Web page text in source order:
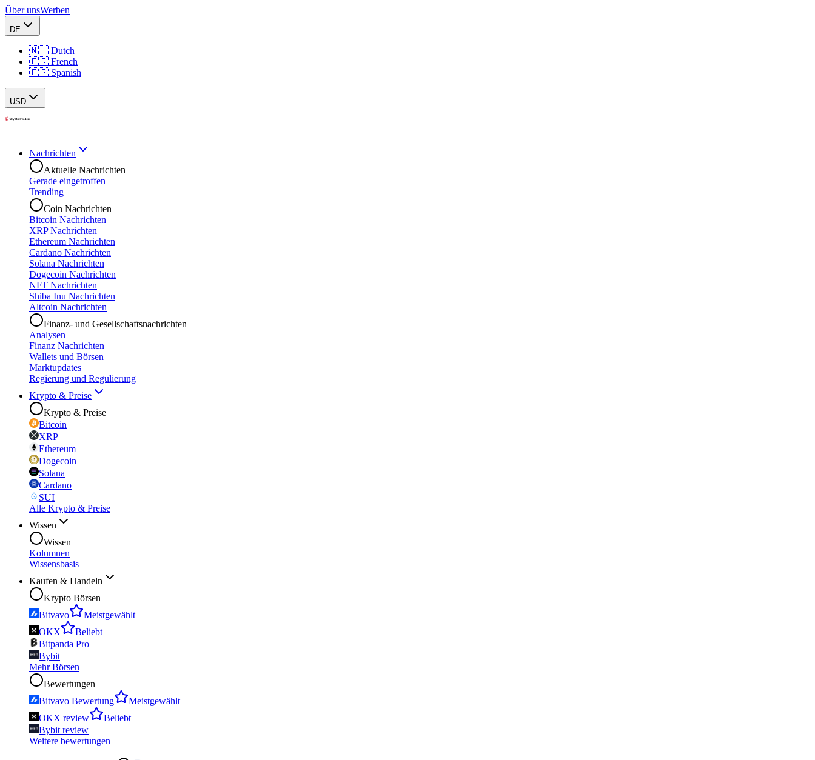
Über unsWerben
DE
🇳🇱 Dutch
🇫🇷 French
🇪🇸 Spanish
USD
Nachrichten
Aktuelle Nachrichten
Gerade eingetroffen
Trending
Coin Nachrichten
Bitcoin Nachrichten
XRP Nachrichten
Ethereum Nachrichten
Cardano Nachrichten
Solana Nachrichten
Dogecoin Nachrichten
NFT Nachrichten
Shiba Inu Nachrichten
Altcoin Nachrichten
Finanz- und Gesellschaftsnachrichten
Analysen
Finanz Nachrichten
Wallets und Börsen
Marktupdates
Regierung und Regulierung
Krypto & Preise
Krypto & Preise
Bitcoin
XRP
Ethereum
Dogecoin
Solana
Cardano
SUI
Alle Krypto & Preise
Wissen
Wissen
Kolumnen
Wissensbasis
Kaufen & Handeln
Krypto Börsen
Bitvavo
Meistgewählt
OKX
Beliebt
Bitpanda Pro
Bybit
Mehr Börsen
Bewertungen
Bitvavo Bewertung
Meistgewählt
OKX review
Beliebt
Bybit review
Weitere bewertungen